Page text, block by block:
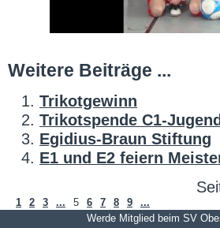
Weitere Beiträge ...
Trikotgewinn
Trikotspende C1-
Egidius-Braun Stiftung
E1 und E2 feiern
1 2 3 ... 5 6 7 8 9
...
Werde Mitglied beim SV